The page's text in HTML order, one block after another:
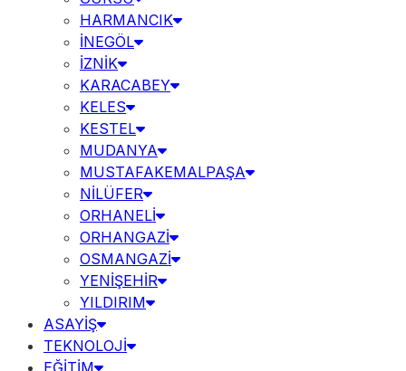
HARMANCIK
İNEGÖL
İZNİK
KARACABEY
KELES
KESTEL
MUDANYA
MUSTAFAKEMALPAŞA
NİLÜFER
ORHANELİ
ORHANGAZİ
OSMANGAZİ
YENİŞEHİR
YILDIRIM
ASAYİŞ
TEKNOLOJİ
EĞİTİM